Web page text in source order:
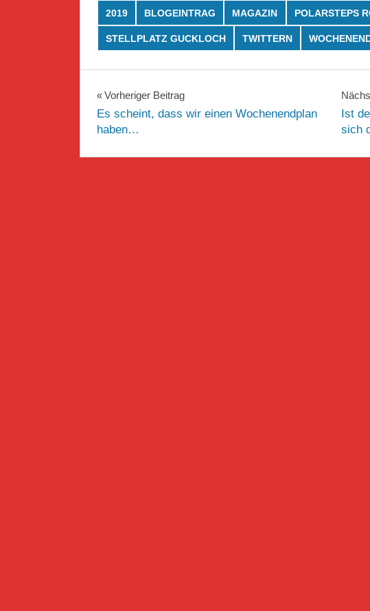
2019 BLOGEINTRAG MAGAZIN POLARSTEPS
STELLPLATZ GUCKLOCH TWITTERN
Beitragsnavigation
Vorheriger Beitrag
Es scheint, dass wir einen Wochenendplan
haben…
Ist
sich